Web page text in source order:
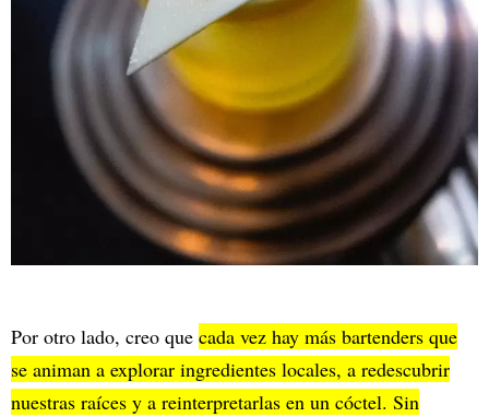
Por otro lado, creo que cada vez hay más bartenders que
se animan a explorar ingredientes locales, a redescubrir
nuestras raíces y a reinterpretarlas en un cóctel. Sin